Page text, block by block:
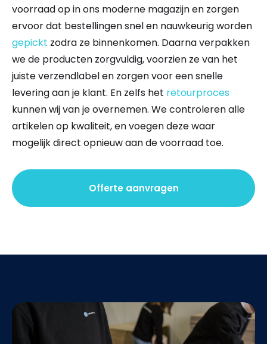
voorraad op in ons moderne magazijn en zorgen
ervoor dat bestellingen snel en nauwkeurig worden
gepickt zodra ze binnenkomen. Daarna verpakken
we de producten zorgvuldig, voorzien ze van het
juiste verzendlabel en zorgen voor een snelle
levering aan je klant. En zelfs het retourproces
kunnen wij van je overnemen. We controleren alle
artikelen op kwaliteit, en voegen deze waar
mogelijk direct opnieuw aan de voorraad toe.
Offerte aanvragen